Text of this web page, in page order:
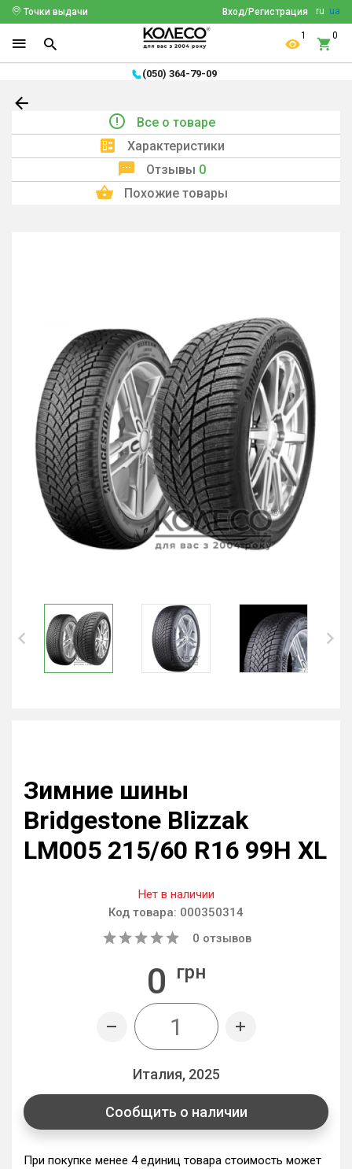
ru ua
Вход/Регистрация
Точки выдачи
1 0
(050) 364-79-09
Все о товаре
Характеристики
Отзывы 0
Похожие товары
Зимние шины
Bridgestone Blizzak
LM005 215/60 R16 99H XL
Нет в наличии
Код товара: 000350314
0 отзывов
0 грн
Италия, 2025
Сообщить о наличии
При покупке менее 4 единиц товара стоимость может